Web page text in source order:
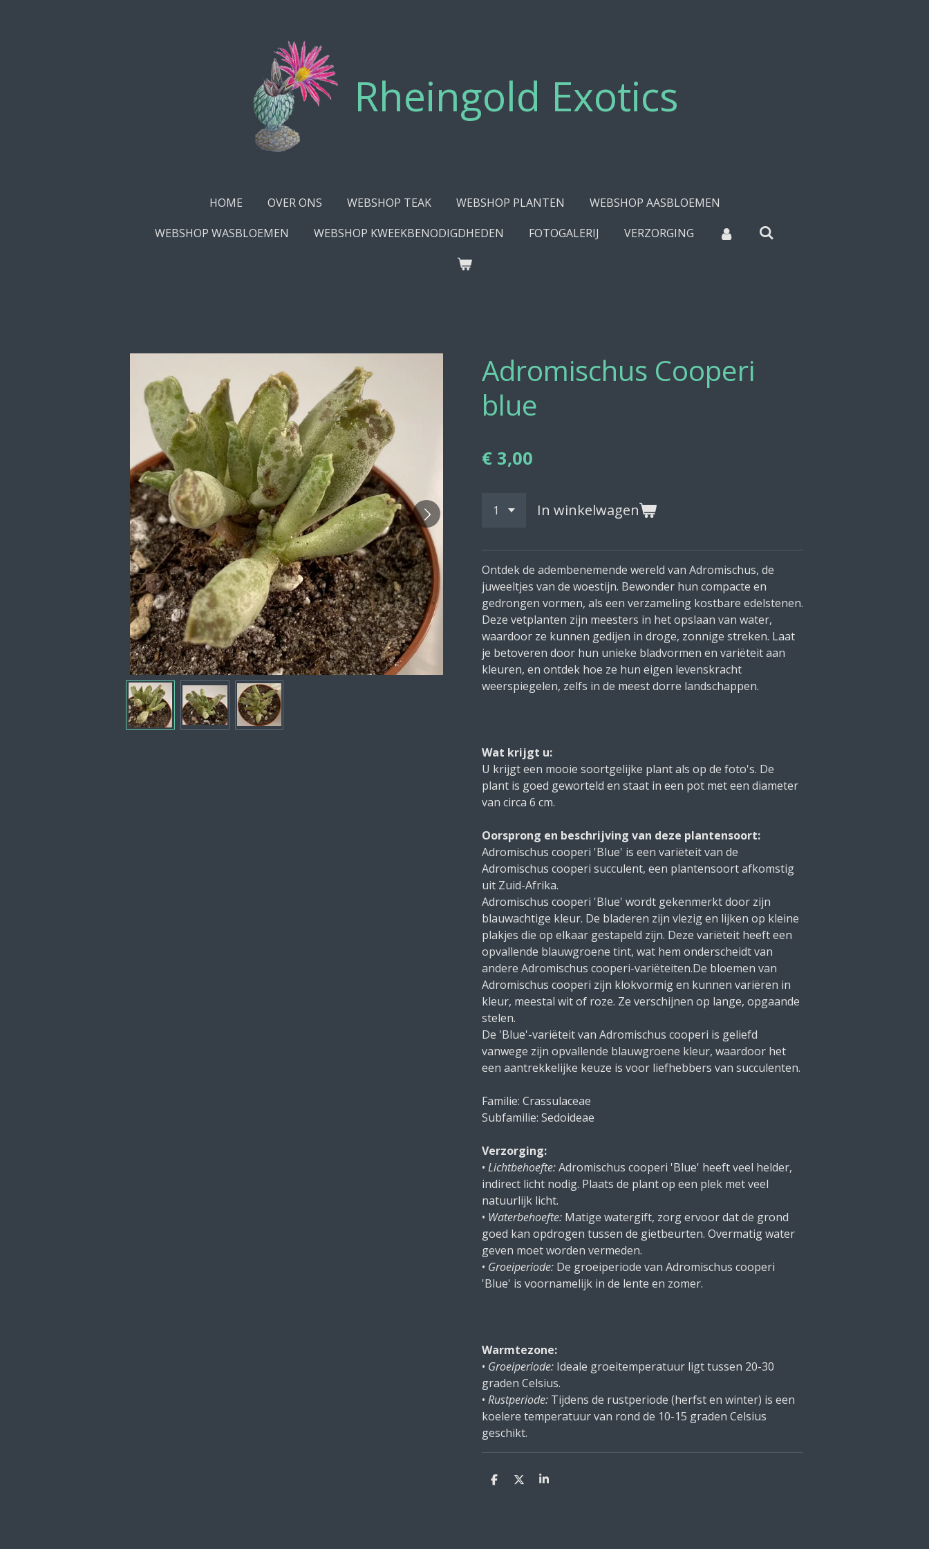
Rheingold Exotics
HOME OVER ONS WEBSHOP TEAK WEBSHOP PLANTEN
WEBSHOP AASBLOEMEN
WEBSHOP WASBLOEMEN
WEBSHOP KWEEKBENODIGDHEDEN FOTOGALERIJ VERZORGING
Adromischus Cooperi
blue
€ 3,00
In winkelwagen
Ontdek de adembenemende wereld van Adromischus, de
juweeltjes van de woestijn. Bewonder hun compacte en
gedrongen vormen, als een verzameling kostbare edelstenen.
Deze vetplanten zijn meesters in het opslaan van water,
waardoor ze kunnen gedijen in droge, zonnige streken. Laat
je betoveren door hun unieke bladvormen en variëteit aan
kleuren, en ontdek hoe ze hun eigen levenskracht
weerspiegelen, zelfs in de meest dorre landschappen.
Wat krijgt u:
U krijgt een mooie soortgelijke plant als op de foto's. De
plant is goed geworteld en staat in een pot met een diameter
van circa 6 cm.
Oorsprong en beschrijving van deze plantensoort:
Adromischus cooperi 'Blue' is een variëteit van de
Adromischus cooperi succulent, een plantensoort afkomstig
uit Zuid-Afrika.
Adromischus cooperi 'Blue' wordt gekenmerkt door zijn
blauwachtige kleur. De bladeren zijn vlezig en lijken op kleine
plakjes die op elkaar gestapeld zijn. Deze variëteit heeft een
opvallende blauwgroene tint, wat hem onderscheidt van
andere Adromischus cooperi-variëteiten.De bloemen van
Adromischus cooperi zijn klokvormig en kunnen variëren in
kleur, meestal wit of roze. Ze verschijnen op lange, opgaande
stelen.
De 'Blue'-variëteit van Adromischus cooperi is geliefd
vanwege zijn opvallende blauwgroene kleur, waardoor het
een aantrekkelijke keuze is voor liefhebbers van succulenten.
Familie: Crassulaceae
Subfamilie: Sedoideae
Verzorging:
• Lichtbehoefte:Adromischus cooperi 'Blue' heeft veel helder,
indirect licht nodig. Plaats de plant op een plek met veel
natuurlijk licht.
• Waterbehoefte: Matige watergift, zorg ervoor dat de grond
goed kan opdrogen tussen de gietbeurten. Overmatig water
geven moet worden vermeden.
• Groeiperiode: De groeiperiode van Adromischus cooperi
'Blue' is voornamelijk in de lente en zomer.
Warmtezone:
• Groeiperiode: Ideale groeitemperatuur ligt tussen 20-30
graden Celsius.
• Rustperiode: Tijdens de rustperiode (herfst en winter) is een
koelere temperatuur van rond de 10-15 graden Celsius
geschikt.
D
D
S